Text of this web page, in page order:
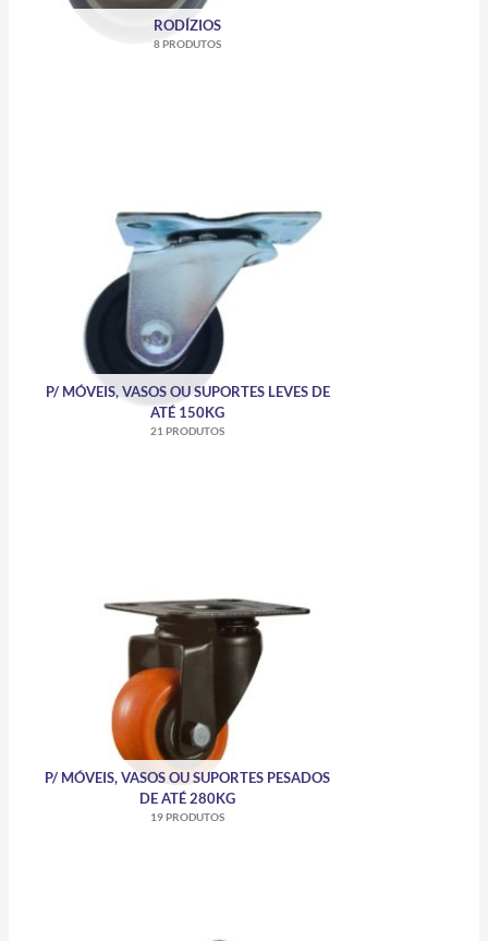
RODÍZIOS
8 PRODUTOS
P/ MÓVEIS, VASOS OU SUPORTES LEVES DE
ATÉ 150KG
21 PRODUTOS
P/ MÓVEIS, VASOS OU SUPORTES PESADOS
DE ATÉ 280KG
19 PRODUTOS